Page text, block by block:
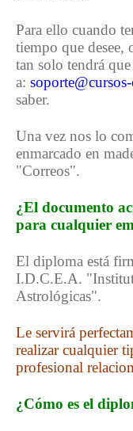
Para ello cuando
tiempo que desee,
tan solo tendrá
a:
saber.
Una vez nos lo
enmarcado en
"Correos".
¿El documento
para cualquier
El diploma está
I.D.C.E.A.
Astrológicas".
Le servirá
realizar cualquier
profesional
¿Cómo es el